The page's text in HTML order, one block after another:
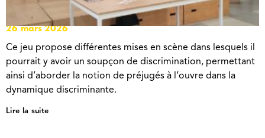
SAYNÈTES SUR LES DISCRIMINATIONS
26 mars 2026
Ce jeu propose différentes mises en scène dans lesquels il
pourrait y avoir un soupçon de discrimination, permettant
ainsi d’aborder la notion de préjugés à l’ouvre dans la
dynamique discriminante.
Lire la suite